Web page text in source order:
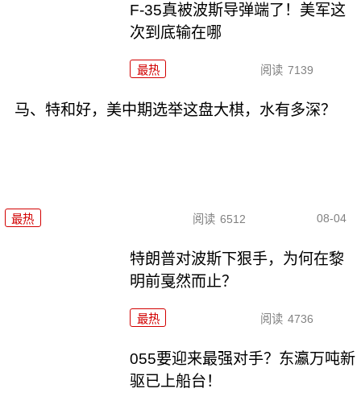
F-35真被波斯导弹端了！美军这
次到底输在哪
最热 阅读 7139
马、特和好，美中期选举这盘大棋，水有多深？
最热 阅读 6512 08-04
特朗普对波斯下狠手，为何在黎
明前戛然而止？
最热 阅读 4736
055要迎来最强对手？东瀛万吨新
驱已上船台！